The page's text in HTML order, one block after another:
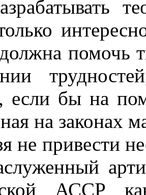
помочь
если бы на
на законах
не привести
АССР